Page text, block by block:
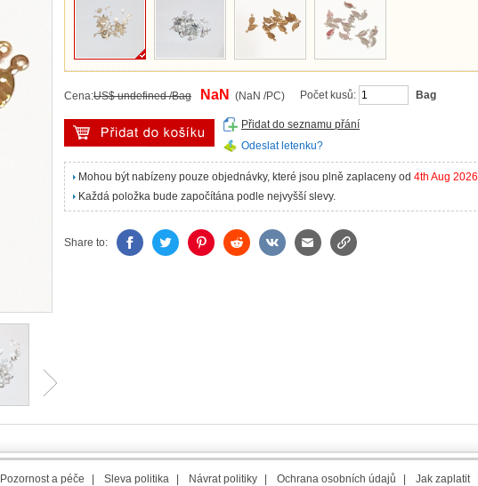
Cena:US$ undefined /Bag NaN (NaN /PC) Počet kusů: Bag
Přidat do seznamu přání
Odeslat letenku?
Mohou být nabízeny pouze objednávky, které jsou plně zaplaceny od 4th Aug 2026
Každá položka bude započítána podle nejvyšší slevy.
Share to:
Pozornost a péče Sleva politika Návrat politiky Ochrana osobních údajů Jak zaplatit